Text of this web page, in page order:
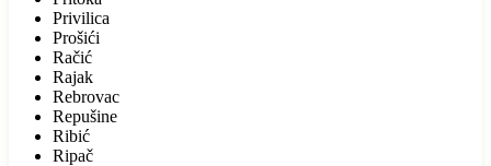
Privilica
Prošići
Račić
Rajak
Rebrovac
Repušine
Ribić
Ripač